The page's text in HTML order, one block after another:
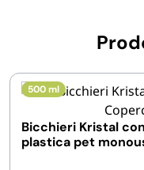
500 ml
Bicchieri Kristal
plastica pet